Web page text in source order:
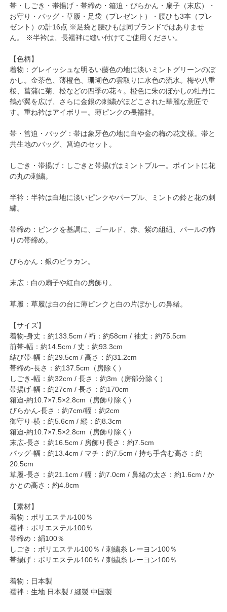
帯・しごき・帯揚げ・帯締め・箱迫・びらかん・扇子（末広）・
お守り・バッグ・草履・足袋（プレゼント）・腰ひも3本（プレ
ゼント）の計16点 ※足袋と腰ひもは同ブランドではありませ
ん。 ※半衿は、長襦袢に縫い付けてご使用ください。
【色柄】
着物：グレイッシュな明るい藤色の地に淡いミントグリーンのぼ
かし。金茶色、薄橙色、珊瑚色の雲取りに水色の流水。梅や八重
桜、菖蒲に菊、松などの四季の花々。橙色に朱のぼかしの牡丹に
鶴が翼を広げ、さらに金銀の刺繍がほどこされた華麗な意匠で
す。重ね衿はアイボリー。薄ピンクの長襦袢。
帯・筥迫・バッグ：帯は象牙色の地に白や金の梅の花文様。帯と
共生地のバッグ、筥迫のセット。
しごき・帯揚げ：しごきと帯揚げはミントブルー。ポイントに花
の丸の刺繍。
半衿：半衿は白地に淡いピンクやパープル、ミントの鈴と花の刺
繍。
帯締め：ピンクを基調に、ゴールド、赤、紫の組紐、パールの飾
りの帯締め。
びらかん：銀のビラカン。
末広：白の扇子や紅白の房飾り。
草履：草履は白の台に薄ピンクと白の片ぼかしの鼻緒。
【サイズ】
着物-身丈：約133.5cm / 裄：約58cm / 袖丈：約75.5cm
前帯-幅：約14.5cm / 丈：約93.3cm
結び帯-幅：約29.5cm / 高さ：約31.2cm
帯締め-長さ：約137.5cm（房除く）
しごき-幅：約32cm / 長さ：約3m（房部分除く）
帯揚げ-幅：約27cm / 長さ：約170cm
箱迫-約10.7×7.5×2.8cm（房飾り除く）
びらかん-長さ：約7cm/幅：約2cm
御守り-横：約5.6cm / 縦：約8.3cm
箱迫-約10.7×7.5×2.8cm（房飾り除く）
末広-長さ：約16.5cm / 房飾り長さ：約7.5cm
バッグ-幅：約13.4cm / マチ：約7.5cm / 持ち手含む高さ：約
20.5cm
草履-長さ：約21.1cm / 幅：約7.0cm / 鼻緒の太さ：約1.6cm / か
かとの高さ：約4.8cm
【素材】
着物：ポリエステル100％
襦袢：ポリエステル100％
帯締め：絹100％
しごき：ポリエステル100％ / 刺繍糸 レーヨン100％
帯揚げ：ポリエステル100％ / 刺繍糸 レーヨン100％
着物：日本製
襦袢：生地 日本製 / 縫製 中国製